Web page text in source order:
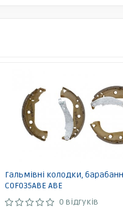
Гальмівні колодки,
C0F035ABE ABE
0 відгуків